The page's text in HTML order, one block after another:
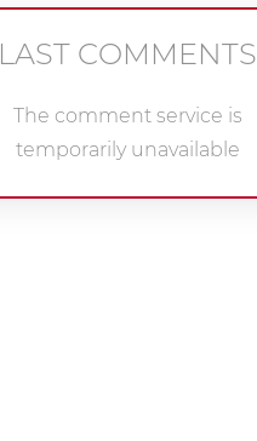
LAST COMMENTS
The comment service is
temporarily unavailable